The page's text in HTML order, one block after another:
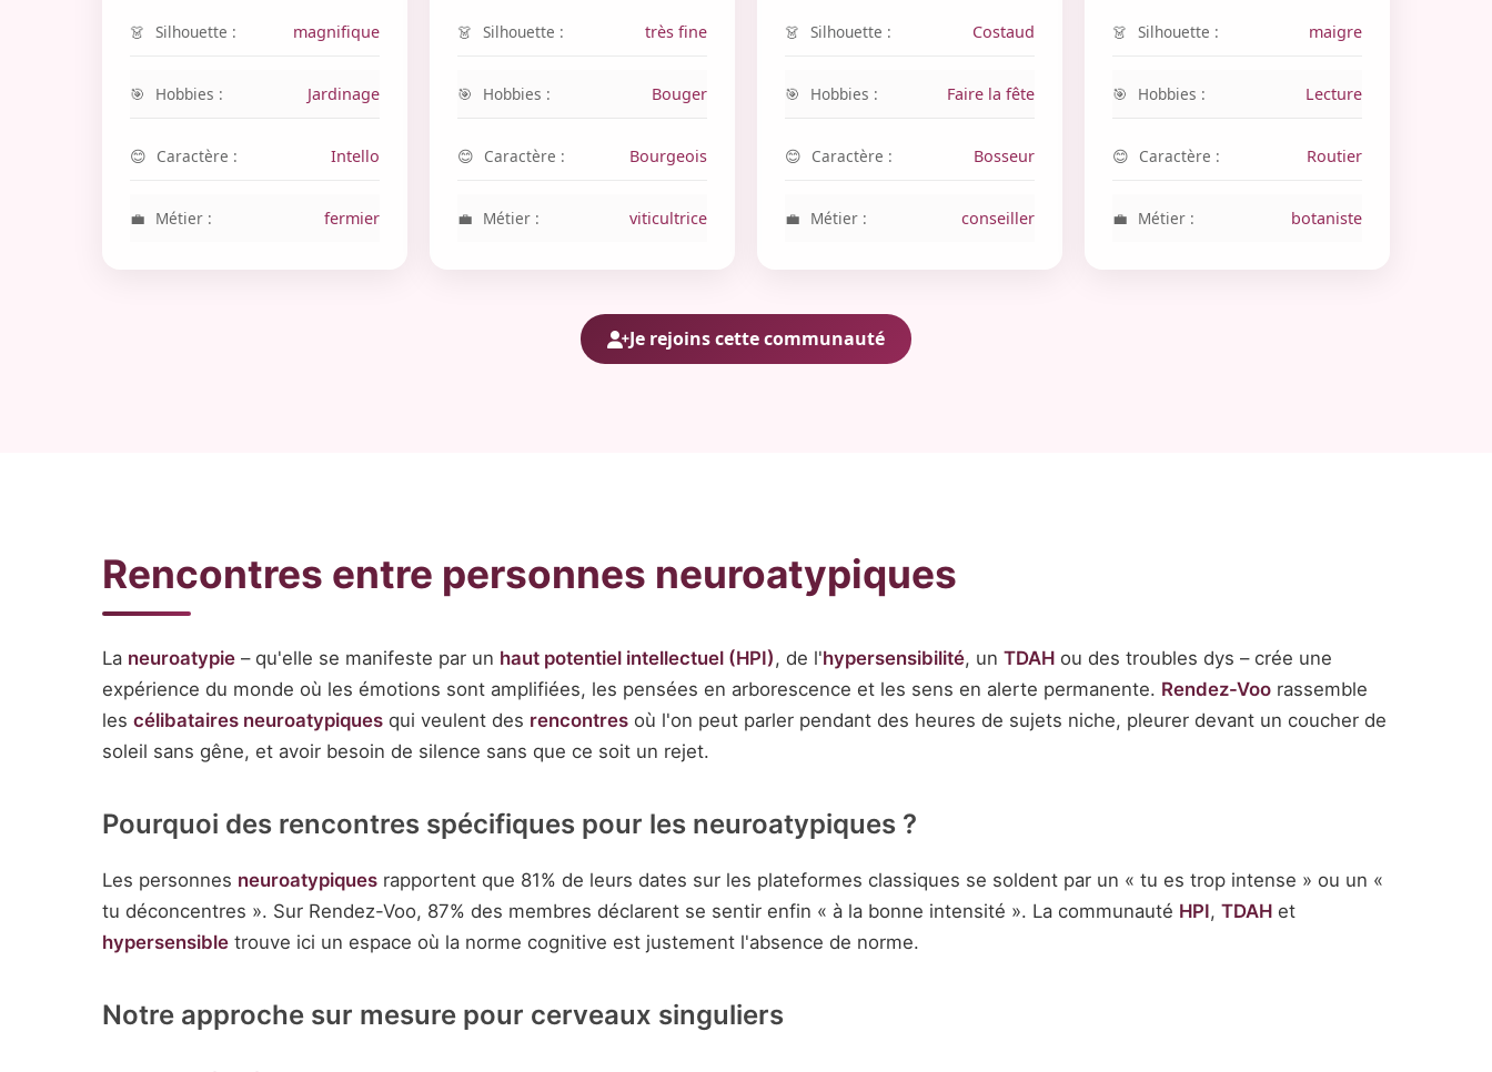
Silhouette : magnifique
Hobbies : Jardinage
Caractère : Intello
Métier : fermier
Silhouette : très fine
Hobbies : Bouger
Caractère : Bourgeois
Métier : viticultrice
Silhouette : Costaud
Hobbies : Faire la fête
Caractère : Bosseur
Métier : conseiller
Silhouette : maigre
Hobbies : Lecture
Caractère : Routier
Métier : botaniste
Je rejoins cette communauté
Rencontres entre personnes neuroatypiques
La neuroatypie – qu'elle se manifeste par un haut potentiel intellectuel (HPI), de l'hypersensibilité, un TDAH ou des troubles dys – crée une
expérience du monde où les émotions sont amplifiées, les pensées en arborescence et les sens en alerte permanente. Rendez-Voo rassemble
les célibataires neuroatypiques qui veulent des rencontres où l'on peut parler pendant des heures de sujets niche, pleurer devant un coucher de
soleil sans gêne, et avoir besoin de silence sans que ce soit un rejet.
Pourquoi des rencontres spécifiques pour les neuroatypiques ?
Les personnes neuroatypiques rapportent que 81% de leurs dates sur les plateformes classiques se soldent par un « tu es trop intense » ou un «
tu déconcentres ». Sur Rendez-Voo, 87% des membres déclarent se sentir enfin « à la bonne intensité ». La communauté HPI, TDAH et
hypersensible trouve ici un espace où la norme cognitive est justement l'absence de norme.
Notre approche sur mesure pour cerveaux singuliers